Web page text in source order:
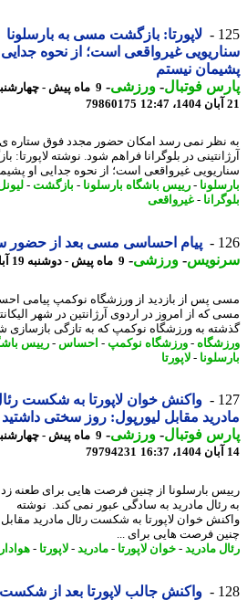
لاپورتا: بازگشت مسی به بارسلونا
غیرواقعی است؛ از نحوه جدایی او
نیستم
فوتبال-ورزشی-
9 ماه پیش - چهارشنبه
79860175
نمی رسد امکان حضور مجدد فوق ستاره ی
در بلوگرانا فراهم شود. نوشته لاپورتا:
غیرواقعی است؛ از نحوه جدایی او پشیمان
-رییس باشگاه بارسلونا-بازگشت-لیونل
- غیرواقعی
پیام احساسی مسی بعد از حضور
-ورزشی-9 ماه پیش - دوشنبه 19 آبان 1404، 19:33
پس از بازدید از ورزشگاه نوکمپ پیامی
که از امروز در اردوی آرژانتین در شهر الیکانته
به ورزشگاه نوکمپ که به تازگی بازسازی شده
-ورزشگاه نوکمپ-احساس-رییس باشگاه
-لاپورتا
واکنش خوان لاپورتا به شکست رئال
مقابل لیورپول: روز سختی داشتید
فوتبال-ورزشی-
9 ماه پیش - چهارشنبه
79794231
بارسلونا از چنین فرصت هایی برای طعنه زدن
مادرید به سادگی عبور نمی کند. نوشته
خوان لاپورتا به شکست رئال مادرید مقابل
فرصت هایی برای ...
مادرید- خوان لاپورتا-مادرید- لاپورتا-هواداران
واکنش جالب لاپورتا بعد از شکست در